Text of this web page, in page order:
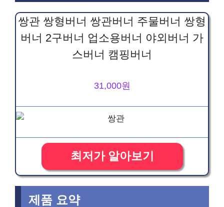
쌍관 쌍형버너 쌍관버너 주물버너 쌍형
버너 2구버너 업소용버너 야외버너 가
스버너 캠핑버너
31,000원
최저가 알아보기
제품 요약